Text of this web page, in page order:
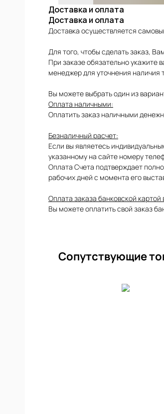
Доставка и оплата
Доставка и оплата
Доставка осуществляется
Для того, чтобы сделать заказ,
При заказе обязательно укажите
менеджер для уточнения наличия
Вы можете выбрать один из
Оплата наличными:
Оплатить заказ наличными
Безналичный расчет:
Если вы являетесь
указанному на сайте номеру
Оплата Счета подтверждает
рабочих дней с момента его
Оплата заказа банковской картой
Вы можете оплатить свой заказ
Сопутствующие